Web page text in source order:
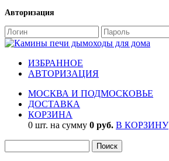
Авторизация
ИЗБРАННОЕ
АВТОРИЗАЦИЯ
МОСКВА И ПОДМОСКОВЬЕ
ДОСТАВКА
КОРЗИНА
0 шт. на сумму 0 руб. В КОРЗИНУ